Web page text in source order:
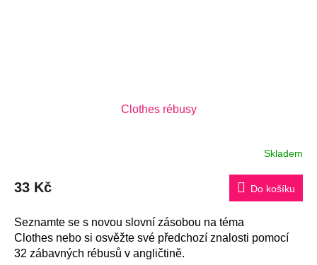
Clothes rébusy
Skladem
33 Kč Do košíku
Seznamte se s novou slovní zásobou na téma
Clothes nebo si osvěžte své předchozí znalosti pomocí
32 zábavných rébusů v angličtině.